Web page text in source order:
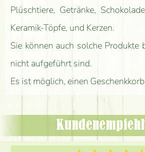
Plüschtiere, Getränke,
Keramik-Töpfe, und Kerzen.
Sie können auch solche Produkte
nicht aufgeführt sind.
Es ist möglich, einen